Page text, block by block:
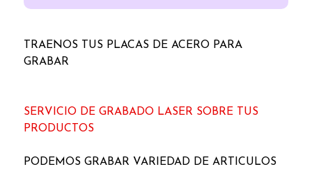
TRAENOS TUS PLACAS DE ACERO PARA
GRABAR
SERVICIO DE GRABADO LASER SOBRE TUS
PRODUCTOS
PODEMOS GRABAR VARIEDAD DE ARTICULOS